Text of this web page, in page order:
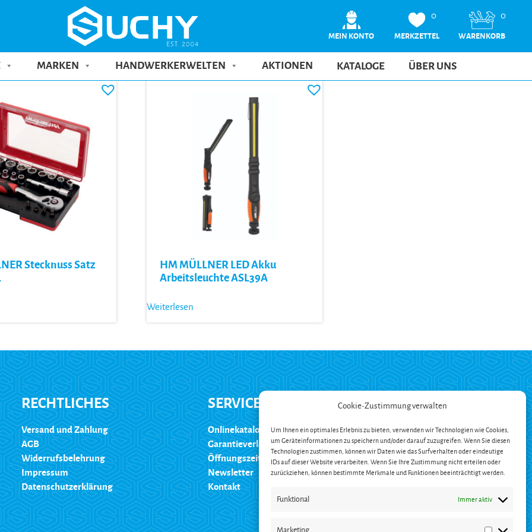
Cookie-Zustimmung verwalten
Um Ihnen ein optimales Erlebnis zu bieten, verwenden wir Technologien wie Cookies,
um Geräteinformationen zu speichern und/oder darauf zuzugreifen. Wenn Sie diesen
Technologien zustimmen, können wir Daten wie das Surfverhalten oder eindeutige
IDs auf dieser Website verarbeiten. Wenn Sie Ihre Zustimmung nicht erteilen oder
zurückziehen, können bestimmte Merkmale und Funktionen beeinträchtigt werden.
Funktional Immer aktiv
Marketing
MEIN KONTO
0
MERKZETTEL
0
WARENKORB
MARKEN HANDWERKERWELTEN AKTIONEN KATALOGE ÜBER UNS
Stecknuss Satz
HM MÜLLNER LED Akku
Arbeitsleuchte ASL39A
Weiterlesen
RECHTLICHES
Versand und Zahlung
AGB
Widerrufsbelehrung
Impressum
Datenschutzerklärung
SERVICE
Onlinekatalog
Garantieverlängerung
Öffnungszeiten
Newsletter
Kontakt
ZAHLUNG